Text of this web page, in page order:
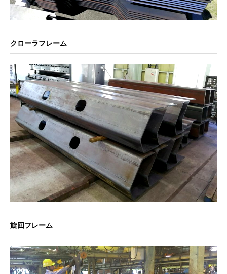
クローラフレーム
旋回フレーム